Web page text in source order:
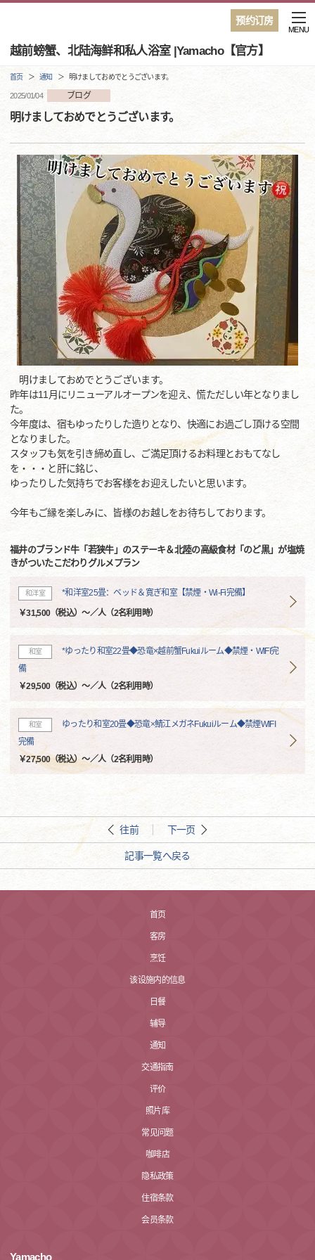
预约订房
越前螃蟹、北陆海鲜和私人浴室 |Yamacho【官方】
MENU
首页 通知 明けましておめでとうございます。
2025/01/04 ブログ
明けましておめでとうございます。
明けましておめでとうございます。
昨年は11月にリニューアルオープンを迎え、慌ただしい年となりまし
た。
今年度は、宿もゆったりした造りとなり、快適にお過ごし頂ける空間
となりました。
スタッフも気を引き締め直し、ご満足頂けるお料理とおもてなし
を・・・と肝に銘じ、
ゆったりした気持ちでお客様をお迎えしたいと思います。
今年もご縁を楽しみに、皆様のお越しをお待ちしております。
福井のブランド牛「若狭牛」のステーキ＆北陸の高級食材「のど黒」が塩焼
きがついたこだわりグルメプラン
和洋室 *和洋室25畳：ベッド＆寛ぎ和室【禁煙・Wi-Fi完備】
￥31,500（税込）～／人（2名利用時）
和室
*ゆったり和室22畳◆恐竜×越前蟹Fukuiルーム◆禁煙・WIFI完
備
￥29,500（税込）～／人（2名利用時）
和室
ゆったり和室20畳◆恐竜×鯖江メガネFukuiルーム◆禁煙WIFI
完備
￥27,500（税込）～／人（2名利用時）
往前 下一页
記事一覧へ戻る
首页
客房
烹饪
该设施内的信息
日餐
辅导
通知
交通指南
评价
照片库
常见问题
咖啡店
隐私政策
住宿条款
会员条款
Yamacho